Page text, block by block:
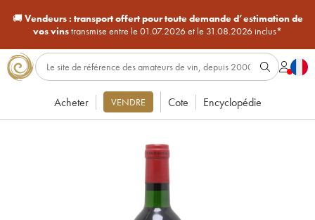
🚚Vendeurs : transport offert pour toute demande d’estimation de
vos vinstransmise entre le 01.07.2026 et le 31.08.2026 inclus*
Acheter VENDRE Cote Encyclopédie